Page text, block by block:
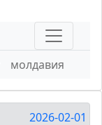
молдавия
2026-02-01